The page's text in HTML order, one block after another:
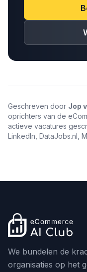
Geschreven door Jop
oprichters van de
actieve vacatures
LinkedIn, DataJobs.nl,
We bundelen de
organisaties op het